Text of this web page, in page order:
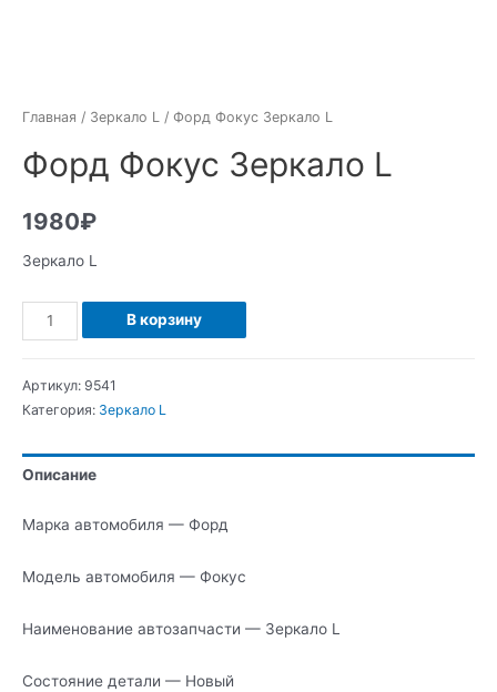
Главная / Зеркало L / Форд Фокус Зеркало L
Форд Фокус Зеркало L
1980₽
Зеркало L
Количество
Форд
Зеркало
В корзину
Артикул: 9541
Категория: Зеркало L
Описание
Марка автомобиля — Форд
Модель автомобиля — Фокус
Наименование автозапчасти — Зеркало L
Состояние детали — Новый